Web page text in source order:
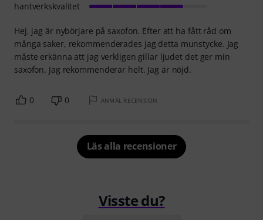
Hej, jag är nybörjare på saxofon. Efter att ha fått råd om
många saker, rekommenderades jag detta munstycke. Jag
måste erkänna att jag verkligen gillar ljudet det ger min
saxofon. Jag rekommenderar helt. Jag är nöjd.
hantverkskvalitet
0 0 ANMÄL RECENSION
Läs alla recensioner
Visste du?